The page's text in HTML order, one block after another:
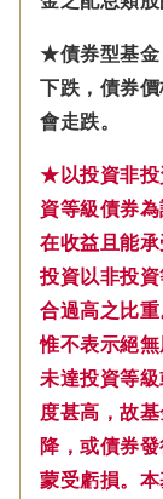
★債券型基金
下跌，債券
會走跌。
★以投資非投
資等級債券
在收益且能
投資以非投
合過高之比
惟不表示絕
未達投資等
度甚高，故
降，或債券
蒙受虧損。